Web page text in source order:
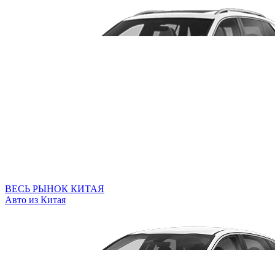
ВЕСЬ РЫНОК КИТАЯ
Авто из Китая